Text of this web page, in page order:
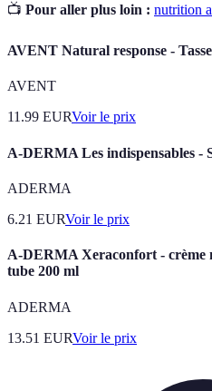
📺 Pour aller plus loin : nutrition
AVENT Natural response -
AVENT
11.99 EURVoir le prix
A-DERMA Les indispensables -
ADERMA
6.21 EURVoir le prix
A-DERMA Xeraconfort - crème
tube 200 ml
ADERMA
13.51 EURVoir le prix